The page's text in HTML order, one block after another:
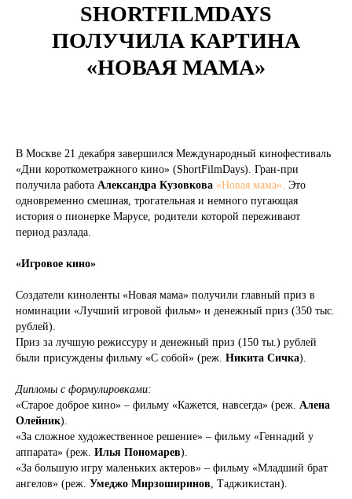
SHORTFILMDAYS
ПОЛУЧИЛА КАРТИНА
«НОВАЯ МАМА»
В Москве 21 декабря завершился Международный кинофестиваль
«Дни короткометражного кино» (ShortFilmDays). Гран-при
получила работа Александра Кузовкова «Новая мама». Это
одновременно смешная, трогательная и немного пугающая
история о пионерке Марусе, родители которой переживают
период разлада.
«Игровое кино»
Создатели киноленты «Новая мама» получили главный приз в
номинации «Лучший игровой фильм» и денежный приз (350 тыс.
рублей).
Приз за лучшую режиссуру и денежный приз (150 ты.) рублей
были присуждены фильму «С собой» (реж. Никита Сичка).
Дипломы с формулировками:
«Старое доброе кино» – фильму «Кажется, навсегда» (реж. Алена
Олейник).
«За сложное художественное решение» – фильму «Геннадий у
аппарата» (реж. Илья Пономарев).
«За большую игру маленьких актеров» – фильму «Младший брат
ангелов» (реж. Умеджо Мирзоширинов, Таджикистан).